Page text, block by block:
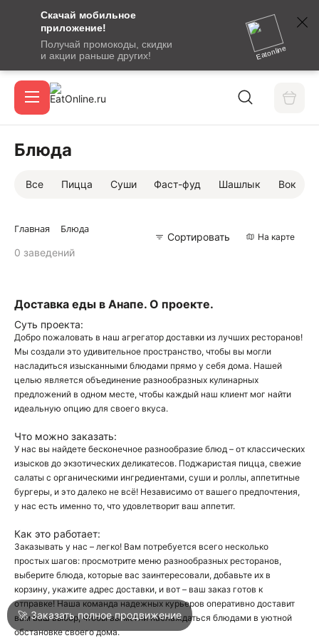
Скачай мобильное
приложение!
Получай промокоды, скидки
и акции раньше других!
Eatonline
сообщение
кодом
подтверждения
Акции
Войти
ГородМосква
Написать в техподдержку
Блюда
Все Пицца Суши Фаст-фуд Шашлык Вок
Главная Блюда
0 заведений
Сортировать На карте
Доставка еды в Анапе. О проекте.
Суть проекта:
Добро пожаловать в наш агрегатор доставки из лучших ресторанов!
Мы создали это удивительное пространство, чтобы вы могли
насладиться изысканными блюдами прямо у себя дома. Нашей
целью является объединение разнообразных кулинарных
предложений в одном месте, чтобы каждый наш клиент мог найти
идеальную опцию для своего вкуса.
Что можно заказать:
У нас вы найдете бесконечное разнообразие блюд – от классических
изысков до экзотических деликатесов. Поджаристая пицца, свежие
салаты с органическими ингредиентами, суши и роллы, аппетитные
бургеры, и это далеко не всё! Независимо от вашего предпочтения,
у нас есть именно то, что удовлетворит ваш аппетит.
Как это работает:
Заказывать у нас – легко! Вам потребуется всего несколько
простых шагов: просмотрите меню разнообразных ресторанов,
выберите блюда, которые вас заинтересовали, добавьте их в
корзину, укажите адрес доставки, и вот – ваш заказ готов к
отправке! Наша команда надежных курьеров оперативно доставит
вам ваш выбор, чтобы вы могли наслаждаться блюдами в уютной
обстановке своего дома.
🚀 Заказать полное продвижение